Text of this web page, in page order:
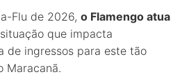
Flu de 2026, o Flamengo atua
que impacta
de ingressos para este tão
Maracanã.